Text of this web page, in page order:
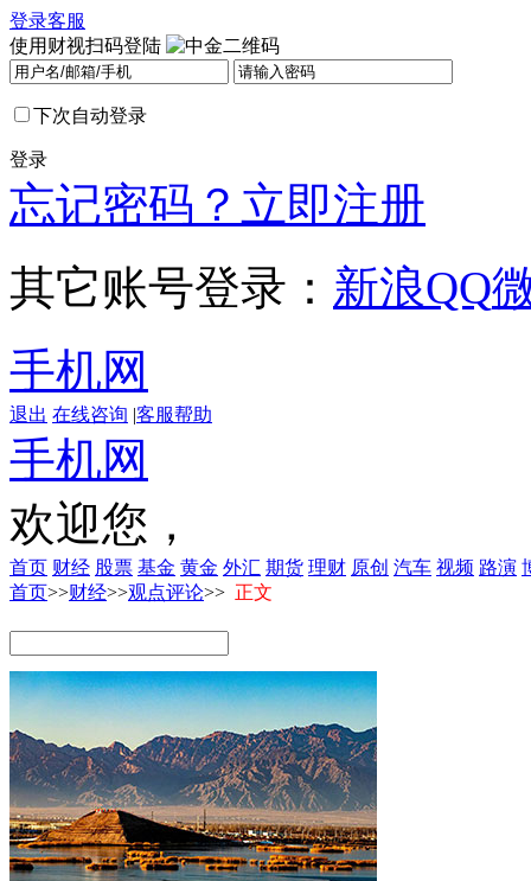
登录客服
使用财视扫码登陆
下次自动登录
登录
忘记密码？ 立即注册
其它账号登录： 新浪QQ
手机网
退出 在线咨询 |客服帮助
手机网
欢迎您，
首页 财经 股票 基金 黄金 外汇 期货 理财 原创 汽车 视频 路演
首页>>财经>>观点评论>> 正文